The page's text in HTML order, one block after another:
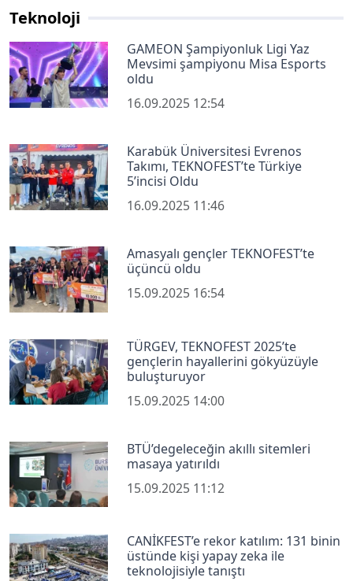
Teknoloji
GAMEON Şampiyonluk Ligi Yaz
Mevsimi şampiyonu Misa Esports
oldu
16.09.2025 12:54
Karabük Üniversitesi Evrenos
Takımı, TEKNOFEST’te Türkiye
5’incisi Oldu
16.09.2025 11:46
Amasyalı gençler TEKNOFEST’te
üçüncü oldu
15.09.2025 16:54
TÜRGEV, TEKNOFEST 2025’te
gençlerin hayallerini gökyüzüyle
buluşturuyor
15.09.2025 14:00
BTÜ’degeleceğin akıllı sitemleri
masaya yatırıldı
15.09.2025 11:12
CANİKFEST’e rekor katılım: 131 binin
üstünde kişi yapay zeka ile
teknolojisiyle tanıştı